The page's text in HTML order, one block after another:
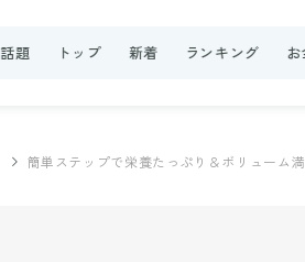
話題 トップ 新着 ランキング
簡単ステップで栄養たっぷり＆ボリューム